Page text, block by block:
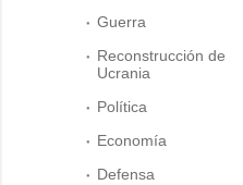
Guerra
Reconstrucción de
Ucrania
Política
Economía
Defensa